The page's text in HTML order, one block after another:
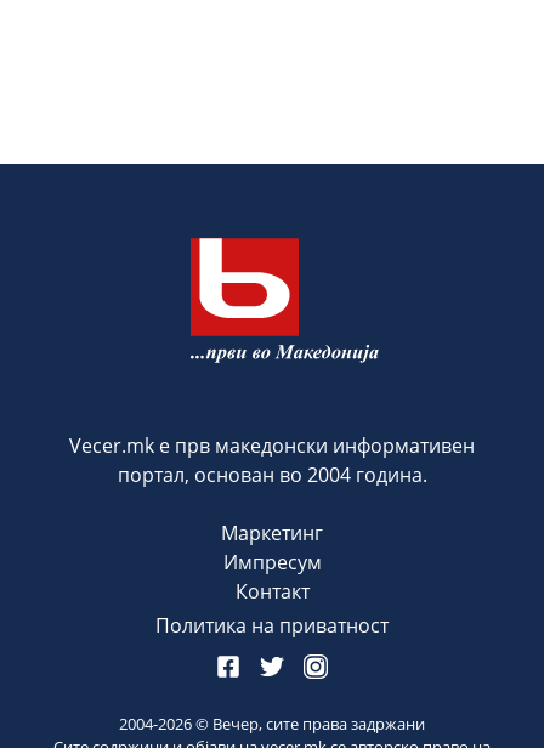
Vecer.mk е прв македонски информативен
портал, основан во 2004 година.
Маркетинг
Импресум
Контакт
Политика на приватност
2004-2026© Вечер, сите права задржани